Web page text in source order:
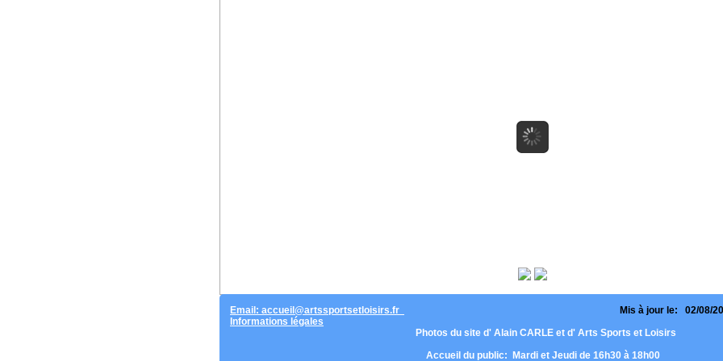
Email: accueil@artssportsetloisirs.fr
Mis à jour le: 02/08/
Informations légales
Photos du site d' Alain CARLE et d' Arts Sports et Loisirs
Accueil du public: Mardi et Jeudi de 16h30 à 18h00